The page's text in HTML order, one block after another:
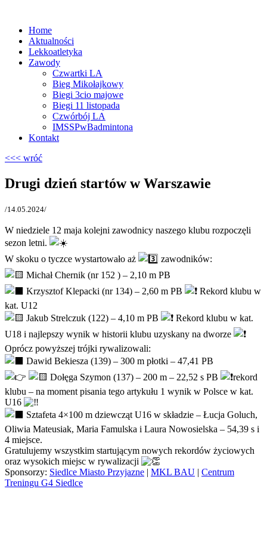
Home
Aktualności
Lekkoatletyka
Zawody
Czwartki LA
Bieg Mikołajkowy
Biegi 3cio majowe
Biegi 11 listopada
Czwórbój LA
IMSSPwBadmintona
Kontakt
<<< wróć
Drugi dzień startów w Warszawie
/14.05.2024/
W niedziele 12 maja kolejni zawodnicy naszego klubu rozpoczęli
sezon letni.
W skoku o tyczce wystartowało aż
zawodników:
Michał Chernik (nr 152 ) – 2,10 m PB
Krzysztof Klepacki (nr 134) – 2,60 m PB
Rekord klubu w
kat. U12
Jakub Strelczuk (122) – 4,10 m PB
Rekord klubu w kat.
U18 i najlepszy wynik w historii klubu uzyskany na dworze
Oprócz powyższej trójki rywalizowali:
Dawid Bekiesza (139) – 300 m płotki – 47,41 PB
Dołęga Szymon (137) – 200 m – 22,52 s PB
rekord
klubu – na moment pisania tego artykułu 1 wynik w Polsce w kat.
U16
Sztafeta 4×100 m dziewcząt U16 w składzie – Łucja Goluch,
Oliwia Mateusiak, Maria Famulska i Laura Nowosielska – 54,39 s i
4 miejsce.
Gratulujemy wszystkim startującym nowych rekordów życiowych
oraz wysokich miejsc w rywalizacji
Sponsorzy: Siedlce Miasto Przyjazne | MKL BAU | Centrum
Treningu G4 Siedlce